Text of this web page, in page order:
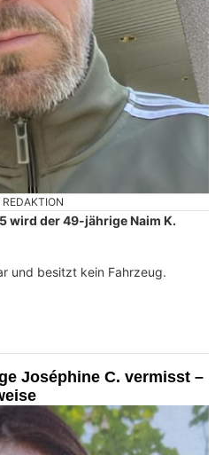
wird der 49-jährige Naim K.
und besitzt kein Fahrzeug.
Joséphine C. vermisst –